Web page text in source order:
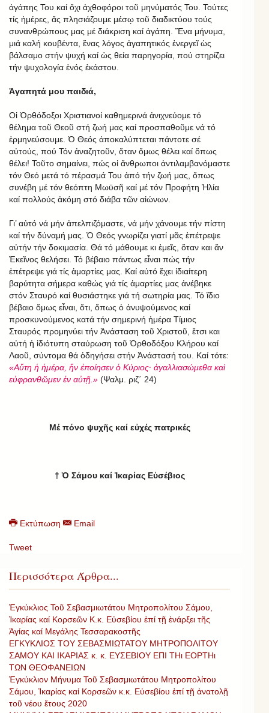
ἀγάπης Του καί ὄχι ἀχθοφόροι τοῦ μηνύματός Του. Τούτες
τίς ἡμέρες, ἄς πλησιάζουμε μέσῳ τοῦ διαδικτύου τούς
συνανθρώπους μας μέ διάκριση καί ἀγάπη. Ἕνα μήνυμα,
μιά καλή κουβέντα, ἕνας λόγος ἀγαπητικός ἐνεργεῖ ὡς
βάλσαμο στήν ψυχή καί ὡς θεία παρηγορία, πού στηρίζει
τήν ψυχολογία ἑνός ἑκάστου.
Ἀγαπητά μου παιδιά,
Οἱ Ὀρθόδοξοι Χριστιανοί καθημερινά ἀνιχνεύομε τό
θέλημα τοῦ Θεοῦ στή ζωή μας καί προσπαθοῦμε νά τό
ἑρμηνεύσουμε. Ὁ Θεός ἀποκαλύπτεται πάντοτε σέ
αὐτούς, πού Τόν ἀναζητοῦν, ὅταν ὅμως θέλει καί ὅπως
θέλει! Τοῦτο σημαίνει, πώς οἱ ἄνθρωποι ἀντιλαμβανόμαστε
τόν Θεό μετά τό πέρασμά Του ἀπό τήν ζωή μας, ὅπως
συνέβη μέ τόν θεόπτη Μωϋσῆ καί μέ τόν Προφήτη Ἠλία
καί πολλούς ἀκόμη στό διάβα τῶν αἰώνων.
Γι’ αὐτό νά μήν ἀπελπιζόμαστε, νά μήν χάνουμε τήν πίστη
καί τήν δύναμή μας. Ὁ Θεός γνωρίζει γιατί μᾶς ἐπέτρεψε
αὐτήν τήν δοκιμασία. Θά τό μάθουμε κι ἐμεῖς, ὅταν και ἄν
Ἐκεῖνος θελήσει. Τό βέβαιο πάντως εἶναι πώς τήν
ἐπέτρεψε γιά τίς ἁμαρτίες μας. Καί αὐτό ἔχει ἰδιαίτερη
βαρύτητα σήμερα καθώς γιά τίς ἁμαρτίες μας ἀνέβηκε
στόν Σταυρό καί θυσιάστηκε γιά τή σωτηρία μας. Τό ἴδιο
βέβαιο ὅμως εἶναι, ὅτι, ὅπως ὁ ἀνυψούμενος καί
προσκυνούμενος κατά τήν σημερινή ἡμέρα Τίμιος
Σταυρός προμηνύει τήν Ἀνάσταση τοῦ Χριστοῦ, ἔτσι και
αὐτή ἡ ἰδιότυπη σταύρωση τοῦ Ὀρθοδόξου Κλήρου καί
Λαοῦ, σύντομα θά ὁδηγήσει στήν Ἀνάστασή του. Καί τότε:
«Αὕτη ἡ ἡμέρα, ἣν ἐποίησεν ὁ Κύριος· ἀγαλλιασώμεθα καὶ
εὐφρανθῶμεν ἐν αὐτῇ.» (Ψαλμ. ριζ΄ 24)
Μέ πόνο ψυχῆς καί εὐχές πατρικές
†Ὁ Σάμου καί Ἰκαρίας Εὐσέβιος
Εκτύπωση Email
Tweet
Περισσότερα Άρθρα...
Ἐγκύκλιος Τοῦ Σεβασμιωτάτου Μητροπολίτου Σάμου,
Ἰκαρίας καί Κορσεῶν Κ.κ. Εὐσεβίου ἐπί τῇ ἐνάρξει τῆς
Ἁγίας καί Μεγάλης Τεσσαρακοστῆς
ΕΓΚΥΚΛΙΟΣ ΤΟΥ ΣΕΒΑΣΜΙΩΤΑΤΟΥ ΜΗΤΡΟΠΟΛΙΤΟΥ
ΣΑΜΟΥ ΚΑΙ ΙΚΑΡΙΑΣ κ. κ. ΕΥΣΕΒΙΟΥ ΕΠΙ ΤΗι ΕΟΡΤΗι
ΤΩΝ ΘΕΟΦΑΝΕΙΩΝ
Ἐγκύκλιον Μήνυμα Τοῦ Σεβασμιωτάτου Μητροπολίτου
Σάμου, Ἰκαρίας καί Κορσεῶν κ.κ. Εὐσεβίου ἐπί τῇ ἀνατολῇ
τοῦ νέου ἔτους 2020